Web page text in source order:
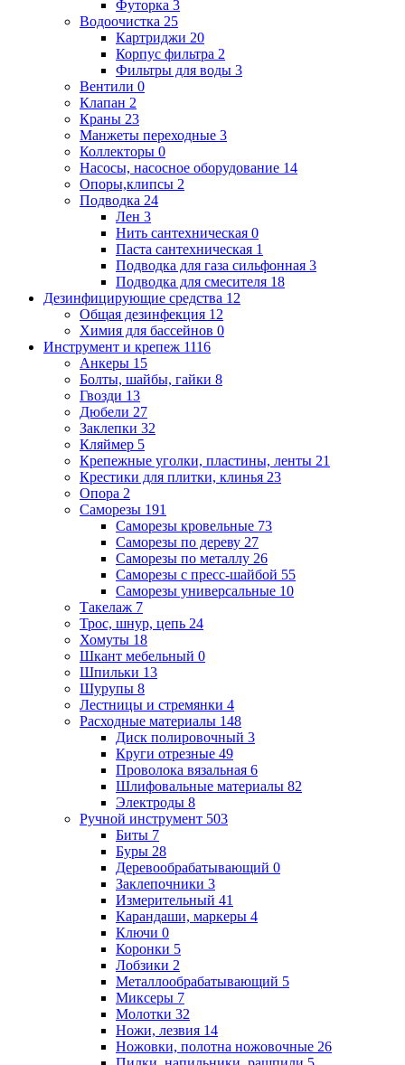
Футорка 3
Водоочистка 25
Картриджи 20
Корпус фильтра 2
Фильтры для воды 3
Вентили 0
Клапан 2
Краны 23
Манжеты переходные 3
Коллекторы 0
Насосы, насосное оборудование 14
Опоры,клипсы 2
Подводка 24
Лен 3
Нить сантехническая 0
Паста сантехническая 1
Подводка для газа сильфонная 3
Подводка для смесителя 18
Дезинфицирующие средства 12
Общая дезинфекция 12
Химия для бассейнов 0
Инструмент и крепеж 1116
Анкеры 15
Болты, шайбы, гайки 8
Гвозди 13
Дюбели 27
Заклепки 32
Кляймер 5
Крепежные уголки, пластины, ленты 21
Крестики для плитки, клинья 23
Опора 2
Саморезы 191
Саморезы кровельные 73
Саморезы по дереву 27
Саморезы по металлу 26
Саморезы с пресс-шайбой 55
Саморезы универсальные 10
Такелаж 7
Трос, шнур, цепь 24
Хомуты 18
Шкант мебельный 0
Шпильки 13
Шурупы 8
Лестницы и стремянки 4
Расходные материалы 148
Диск полировочный 3
Круги отрезные 49
Проволока вязальная 6
Шлифовальные материалы 82
Электроды 8
Ручной инструмент 503
Биты 7
Буры 28
Деревообрабатывающий 0
Заклепочники 3
Измерительный 41
Карандаши, маркеры 4
Ключи 0
Коронки 5
Лобзики 2
Металлообрабатывающий 5
Миксеры 7
Молотки 32
Ножи, лезвия 14
Ножовки, полотна ножовочные 26